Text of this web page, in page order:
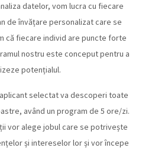
datelor, vom lucra cu fiecare
de învățare personalizat care se
că fiecare individ are puncte forte
nostru este conceput pentru a
potențialul.
selectat va descoperi toate
având un program de 5 ore/zi.
vor alege jobul care se potrivește
și intereselor lor și vor începe